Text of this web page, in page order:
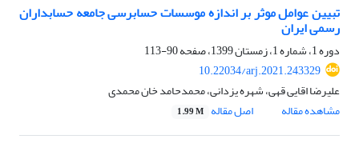
تبیین عوامل موثر بر اندازه موسسات حسابرسی جامعه حسابداران
رسمی ایران
دوره 1، شماره 1، زمستان 1399، صفحه
90-113
10.22034/arj.2021.243329
علیرضا اقایی قهی، شهره یزدانی، محمدحامد خان محمدی
مشاهده مقاله
اصل مقاله 1.99 M